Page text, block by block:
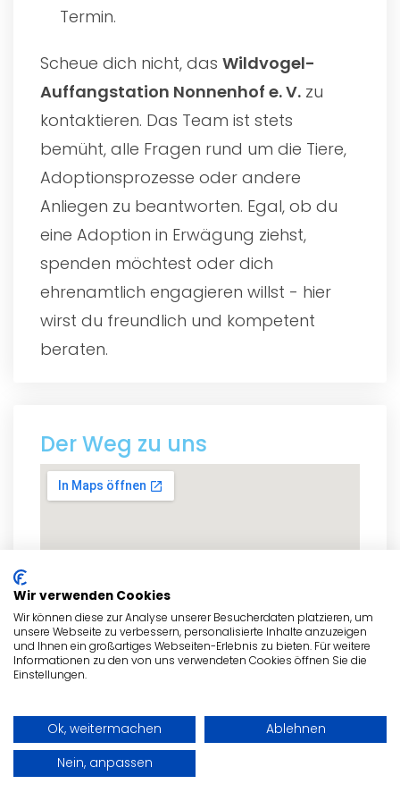
Termin.
Scheue dich nicht, das Wildvogel-
Auffangstation Nonnenhof e. V. zu
kontaktieren. Das Team ist stets
bemüht, alle Fragen rund um die Tiere,
Adoptionsprozesse oder andere
Anliegen zu beantworten. Egal, ob du
eine Adoption in Erwägung ziehst,
spenden möchtest oder dich
ehrenamtlich engagieren willst - hier
wirst du freundlich und kompetent
beraten.
Der Weg zu uns
zum Routenplaner
Wir verwenden Cookies
Wir können diese zur Analyse unserer Besucherdaten platzieren, um
unsere Webseite zu verbessern, personalisierte Inhalte anzuzeigen
und Ihnen ein großartiges Webseiten-Erlebnis zu bieten. Für weitere
Informationen zu den von uns verwendeten Cookies öffnen Sie die
Einstellungen.
Ok, weitermachen
Ablehnen
Nein, anpassen